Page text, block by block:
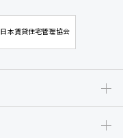
日本賃貸住宅管理協会